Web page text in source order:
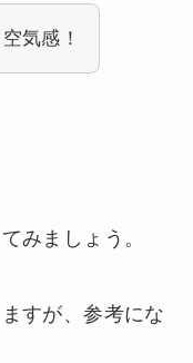
気感！
みましょう。
すが、参考にな